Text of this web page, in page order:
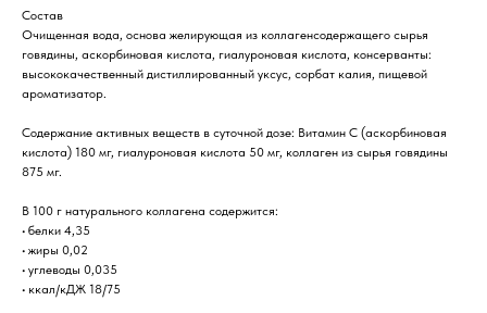
Состав
Очищенная вода, основа желирующая из коллагенсодержащего сырья
говядины, аскорбиновая кислота, гиалуроновая кислота, консерванты:
высококачественный дистиллированный уксус, сорбат калия, пищевой
ароматизатор.
Содержание активных веществ в суточной дозе: Витамин C (аскорбиновая
кислота) 180 мг, гиалуроновая кислота 50 мг, коллаген из сырья говядины
875 мг.
В 100 г натурального коллагена содержится:
• белки 4,35
• жиры 0,02
• углеводы 0,035
• ккал/кДЖ 18/75